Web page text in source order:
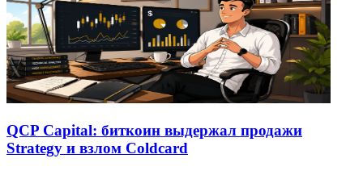
QCP Capital: биткоин выдержал продажи
Strategy и взлом Coldcard